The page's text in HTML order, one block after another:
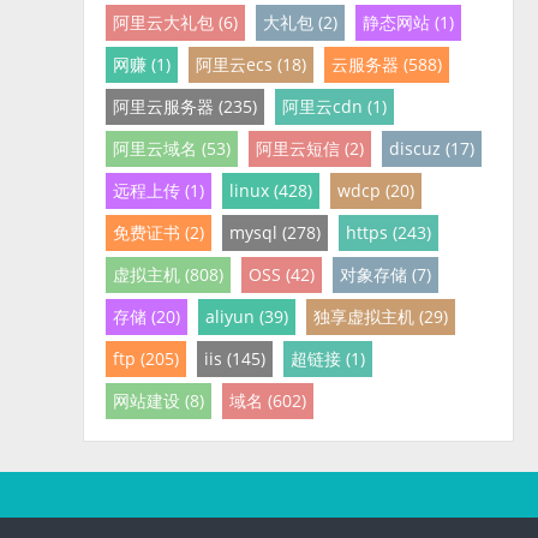
阿里云大礼包 (6)
大礼包 (2)
静态网站 (1)
网赚 (1)
阿里云ecs (18)
云服务器 (588)
阿里云服务器 (235)
阿里云cdn (1)
阿里云域名 (53)
阿里云短信 (2)
discuz (17)
远程上传 (1)
linux (428)
wdcp (20)
免费证书 (2)
mysql (278)
https (243)
虚拟主机 (808)
OSS (42)
对象存储 (7)
存储 (20)
aliyun (39)
独享虚拟主机 (29)
ftp (205)
iis (145)
超链接 (1)
网站建设 (8)
域名 (602)